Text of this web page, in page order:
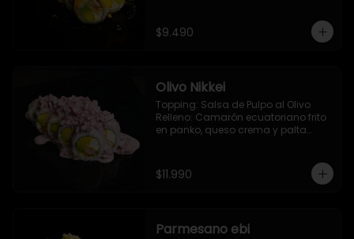
$9.490
Olivo Nikkei
Topping: Salsa de Pulpo al Olivo
Relleno: Camarón ecuatoriano frito
en panko, queso crema y palta
$11.990
Parmesano ebi